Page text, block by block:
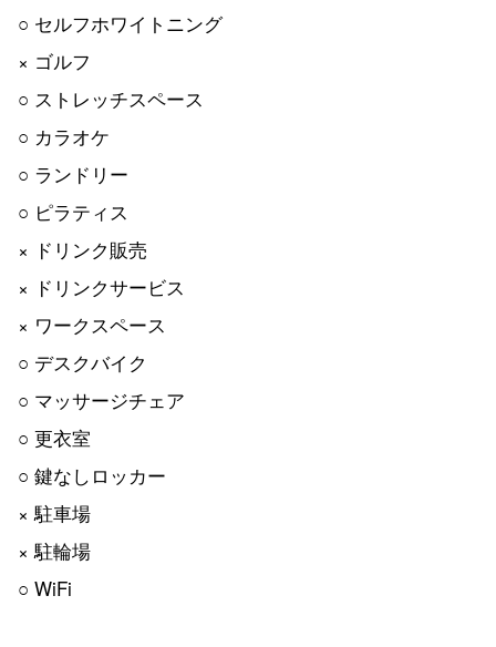
○ セルフホワイトニング
× ゴルフ
○ ストレッチスペース
○ カラオケ
○ ランドリー
○ ピラティス
× ドリンク販売
× ドリンクサービス
× ワークスペース
○ デスクバイク
○ マッサージチェア
○ 更衣室
○ 鍵なしロッカー
× 駐車場
× 駐輪場
○ WiFi